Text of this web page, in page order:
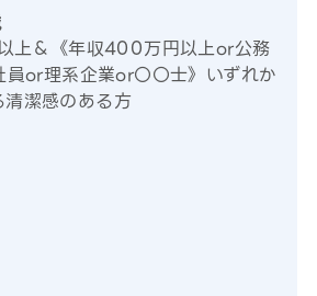
上＆《年収400万円以上or公務
員or理系企業or〇〇士》いずれか
清潔感のある方